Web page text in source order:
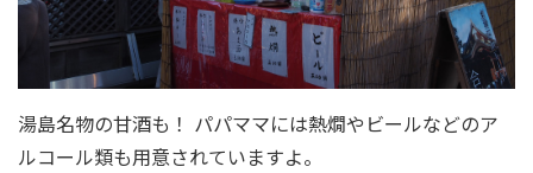
湯島名物の甘酒も！ パパママには熱燗やビールなどのア
ルコール類も用意されていますよ。